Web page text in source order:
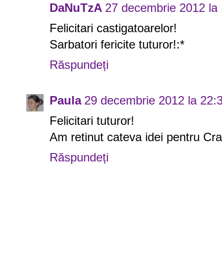
DaNuTzA 27 decembrie 2012 la
Felicitari castigatoarelor!
Sarbatori fericite tuturor!:*
Răspundeți
Paula 29 decembrie 2012 la
Felicitari tuturor!
Am retinut cateva idei pentru
Răspundeți